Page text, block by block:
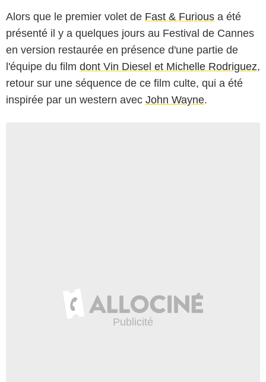
Alors que le premier volet de Fast & Furious a été
présenté il y a quelques jours au Festival de Cannes
en version restaurée en présence d'une partie de
l'équipe du film dont Vin Diesel et Michelle Rodriguez,
retour sur une séquence de ce film culte, qui a été
inspirée par un western avec John Wayne.